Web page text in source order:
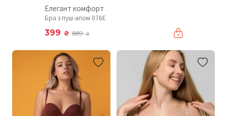
Елегант комфорт
Бра з пуш-апом 076Е
399 ₴ 889₴